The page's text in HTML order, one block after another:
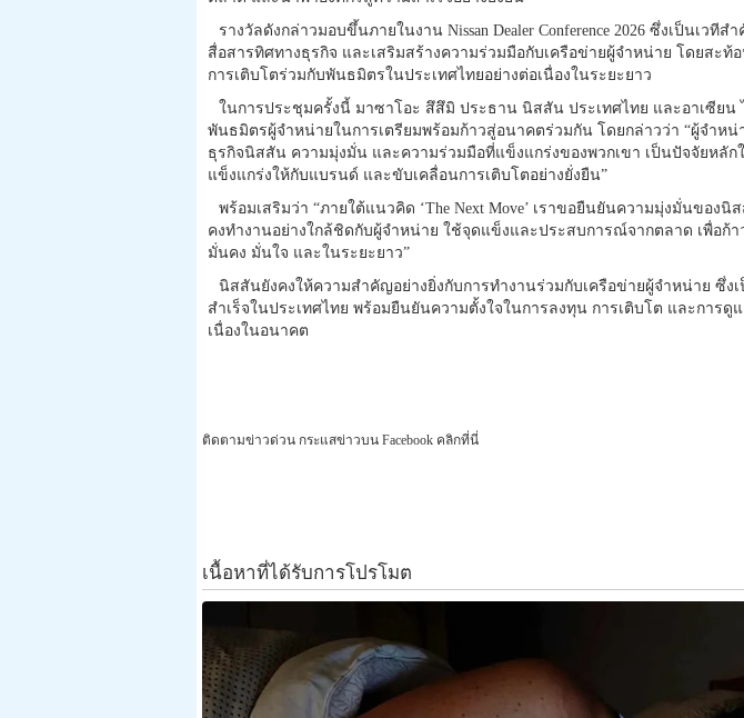
รางวัลดังกล่าวมอบขึ้นภายในงาน Nissan Dealer Conference 2026 ซึ่งเป็นเว
สื่อสารทิศทางธุรกิจ และเสริมสร้างความร่วมมือกับเครือข่ายผู้จำหน่าย โดยสะท้
การเติบโตร่วมกับพันธมิตรในประเทศไทยอย่างต่อเนื่องในระยะยาว
ในการประชุมครั้งนี้ มาซาโอะ สึสึมิ ประธาน นิสสัน ประเทศไทย และอาเซียน
พันธมิตรผู้จำหน่ายในการเตรียมพร้อมก้าวสู่อนาคตร่วมกัน โดยกล่าวว่า “ผู้จำหน่
ธุรกิจนิสสัน ความมุ่งมั่น และความร่วมมือที่แข็งแกร่งของพวกเขา เป็นปัจจัยหลัก
แข็งแกร่งให้กับแบรนด์ และขับเคลื่อนการเติบโตอย่างยั่งยืน”
พร้อมเสริมว่า “ภายใต้แนวคิด ‘The Next Move’ เราขอยืนยันความมุ่งมั่นของนิ
คงทำงานอย่างใกล้ชิดกับผู้จำหน่าย ใช้จุดแข็งและประสบการณ์จากตลาด เพื่อก้
มั่นคง มั่นใจ และในระยะยาว”
นิสสันยังคงให้ความสำคัญอย่างยิ่งกับการทำงานร่วมกับเครือข่ายผู้จำหน่าย ซึ่ง
สำเร็จในประเทศไทย พร้อมยืนยันความตั้งใจในการลงทุน การเติบโต และการดู
เนื่องในอนาคต
ติดตามข่าวด่วน กระแสข่าวบน Facebook คลิกที่นี่